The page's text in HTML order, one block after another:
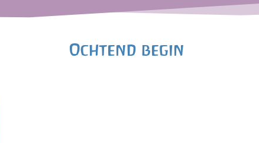
Ochtend begin